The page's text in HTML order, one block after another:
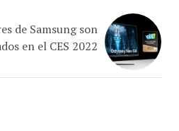
de Samsung son
en el CES 2022